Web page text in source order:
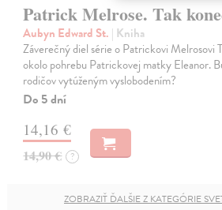
Patrick Melrose. Tak
Aubyn Edward St. | Kniha
Záverečný diel série o Patrickovi Melrosovi
okolo pohrebu Patrickovej matky Eleanor.
rodičov vytúženým vyslobodením?
Do 5 dní
14,16 €
14,90 € ?
ZOBRAZIŤ ĎALŠIE Z KATEGÓRIE